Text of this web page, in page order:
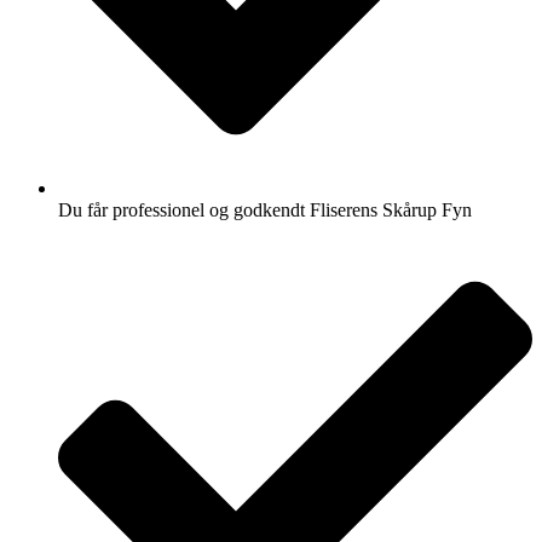
Du får professionel og godkendt Fliserens Skårup Fyn